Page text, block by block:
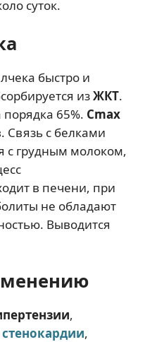
суток.
быстро и
изЖКТ.
65%. Cmax
Связь с белками
с грудным молоком,
в печени, при
не обладают
Выводится
,
стенокардии,